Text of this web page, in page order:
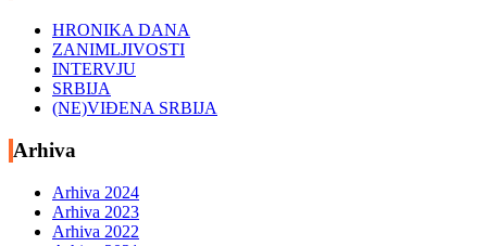
HRONIKA DANA
ZANIMLJIVOSTI
INTERVJU
SRBIJA
(NE)VIĐENA SRBIJA
Arhiva
Arhiva 2024
Arhiva 2023
Arhiva 2022